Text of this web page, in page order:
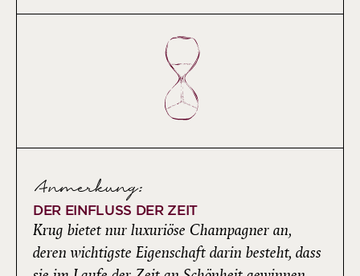
Anmerkung:
DER EINFLUSS DER ZEIT
Krug bietet nur luxuriöse Champagner an,
deren wichtigste Eigenschaft darin besteht, dass